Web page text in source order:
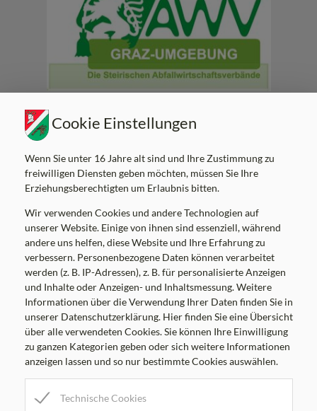
Marktgemeinde Kumberg
Am Platz 8, 8062 Kumberg
+43 3132 22 03
Mail:
gemeinde@kumberg.at
Gemeindekennziffer: 60626 , UID: ATU52041106
Parteienverkehrszeiten
MO
8.00-12.00 Uhr
DI
8.00-12.00 Uhr
8.00-12.00, 17.00-19.00 Uhr
Cookie Einstellungen
Wenn Sie unter 16 Jahre alt sind und Ihre Zustimmung zu
freiwilligen Diensten geben möchten, müssen Sie Ihre
Erziehungsberechtigten um Erlaubnis bitten.
Wir verwenden Cookies und andere Technologien auf
unserer Website. Einige von ihnen sind essenziell, während
andere uns helfen, diese Website und Ihre Erfahrung zu
verbessern. Personenbezogene Daten können verarbeitet
werden (z. B. IP-Adressen), z. B. für personalisierte Anzeigen
und Inhalte oder Anzeigen- und Inhaltsmessung. Weitere
Informationen über die Verwendung Ihrer Daten finden Sie in
unserer Datenschutzerklärung. Hier finden Sie eine Übersicht
über alle verwendeten Cookies. Sie können Ihre Einwilligung
zu ganzen Kategorien geben oder sich weitere Informationen
anzeigen lassen und so nur bestimmte Cookies auswählen.
Technische Cookies